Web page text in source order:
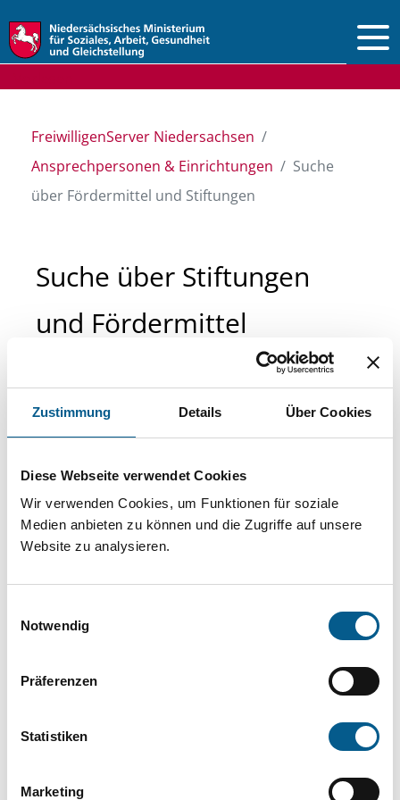
Zustimmung Details Über Cookies
Diese Webseite verwendet Cookies
Wir verwenden Cookies, um Funktionen für soziale
Medien anbieten zu können und die Zugriffe auf unsere
Website zu analysieren.
Notwendig
Präferenzen
Statistiken
Marketing
FreiwilligenServer Niedersachsen
Ansprechpersonen & Einrichtungen
Suche
über Fördermittel und Stiftungen
Suche über Stiftungen
und Fördermittel
Sie suchen finanzielle Unterstützung für ein
Projekt oder ein Vorhaben? Hier können Sie
direkt über unsere Fördermitteldatenbank und
Stiftungsdatenbank recherchieren. Bei der
Suche bitte die Groß- und Kleinschreibung
beachten.
Bitte Suchbegriff eingeben. Ergebnisse
können durch die Wahl von Bereichen oder
Suchen